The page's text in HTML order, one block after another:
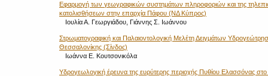
Εφαρμογή των γεωγραφικών συστημάτων πληροφοριών και της
κατολισθήσεων στην επαρχία Πάφου (ΝΔ Κύπρος)
Ιουλία Α. Γεωργιάδου, Γιάννης Σ. Ιωάννου
Στρωματογραφική και Παλαιοντολογική Μελέτη Δειγμάτων
Θεσσαλονίκης (Σίνδος)
Ιωάννα Ε. Κουτσονικόλα
Υδρογεωλογική έρευνα της ευρύτερης περιοχής Πυθίου Ελασσόνας